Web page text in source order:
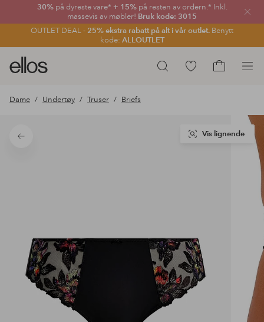
30% på dyreste vare* + 15%på resten av ordern.* Inkl.
massevis av møbler! Bruk kode: 3015
OUTLET DEAL - 25% ekstra rabatt på alt i vår outlet. Benytt
kode: ALLOUTLET
Lukk
Søk
Ellos
logo
gå
forsiden
Gå
Dame Undertøy Truser Briefs
Tilbake
Vis lignende